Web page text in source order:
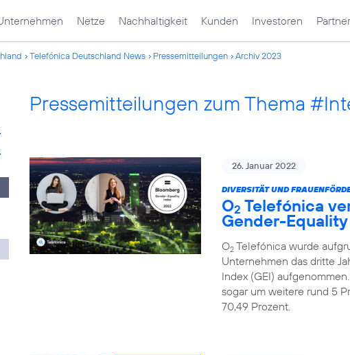
Netze Nachhaltigkeit Kunden Investoren Partner
Telefónica Deutschland News Pressemitteilungen Archiv 2023
Pressemitteilungen zum Thema
26. Januar 2022
DIVERSITÄT UND
O2 Telefónica
Gender-
O2 Telefónica wurde
Unternehmen das dritte
Index (GEI)
sogar um weitere rund 5
70,49 Prozent.